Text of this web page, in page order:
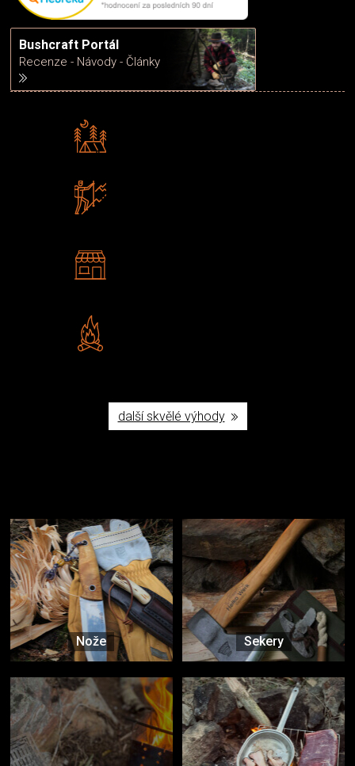
Bushcraft Portál
Recenze - Návody - Články
další skvělé výhody
Nože Sekery